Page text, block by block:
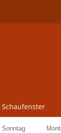
Schaufenster